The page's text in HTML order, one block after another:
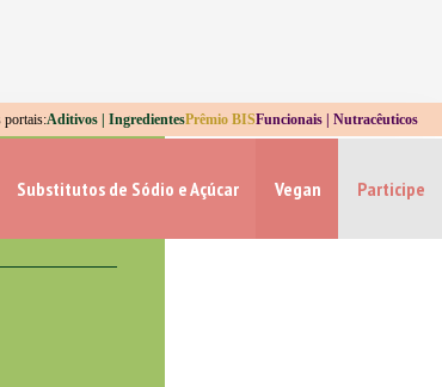
portais:Aditivos | IngredientesPrêmio BISFuncionais | Nutracêuticos
Substitutos de Sódio e Açúcar Vegan Participe